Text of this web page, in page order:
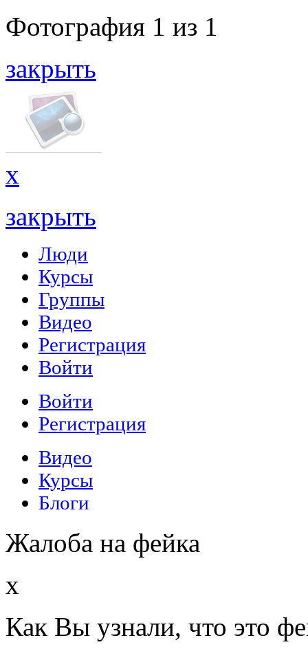
Фотография 1 из 1
закрыть
x
закрыть
Жалоба на фейка
x
Как Вы узнали, что это